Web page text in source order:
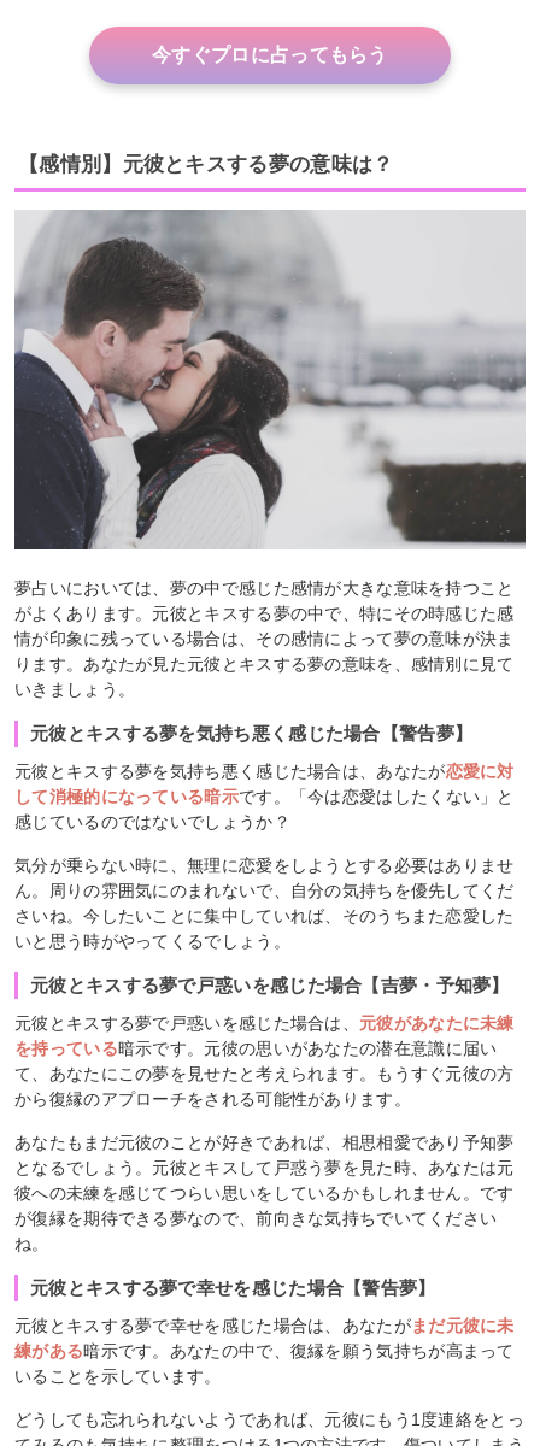
今すぐプロに占ってもらう
【感情別】元彼とキスする夢の意味は？
夢占いにおいては、夢の中で感じた感情が大きな意味を持つこと
がよくあります。元彼とキスする夢の中で、特にその時感じた感
情が印象に残っている場合は、その感情によって夢の意味が決ま
ります。あなたが見た元彼とキスする夢の意味を、感情別に見て
いきましょう。
元彼とキスする夢を気持ち悪く感じた場合【警告夢】
元彼とキスする夢を気持ち悪く感じた場合は、あなたが恋愛に対
して消極的になっている暗示です。「今は恋愛はしたくない」と
感じているのではないでしょうか？
気分が乗らない時に、無理に恋愛をしようとする必要はありませ
ん。周りの雰囲気にのまれないで、自分の気持ちを優先してくだ
さいね。今したいことに集中していれば、そのうちまた恋愛した
いと思う時がやってくるでしょう。
元彼とキスする夢で戸惑いを感じた場合【吉夢・予知夢】
元彼とキスする夢で戸惑いを感じた場合は、 元彼があなたに未練
を持っている暗示です。元彼の思いがあなたの潜在意識に届い
て、あなたにこの夢を見せたと考えられます。もうすぐ元彼の方
から復縁のアプローチをされる可能性があります。
あなたもまだ元彼のことが好きであれば、相思相愛であり予知夢
となるでしょう。元彼とキスして戸惑う夢を見た時、あなたは元
彼への未練を感じてつらい思いをしているかもしれません。です
が復縁を期待できる夢なので、前向きな気持ちでいてください
ね。
元彼とキスする夢で幸せを感じた場合【警告夢】
元彼とキスする夢で幸せを感じた場合は、あなたがまだ元彼に未
練がある暗示です。あなたの中で、復縁を願う気持ちが高まって
いることを示しています。
どうしても忘れられないようであれば、元彼にもう1度連絡をとっ